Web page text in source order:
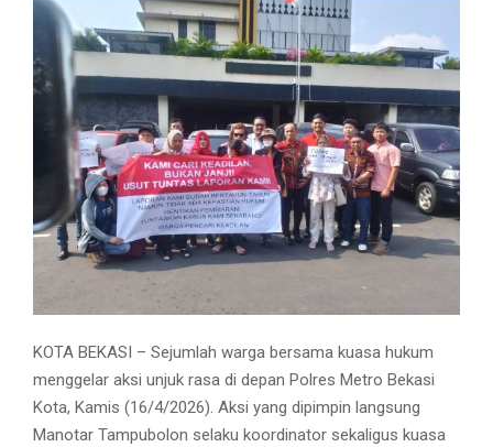
KOTA BEKASI – Sejumlah warga bersama kuasa hukum
menggelar aksi unjuk rasa di depan Polres Metro Bekasi
Kota, Kamis (16/4/2026). Aksi yang dipimpin langsung
Manotar Tampubolon selaku koordinator sekaligus kuasa